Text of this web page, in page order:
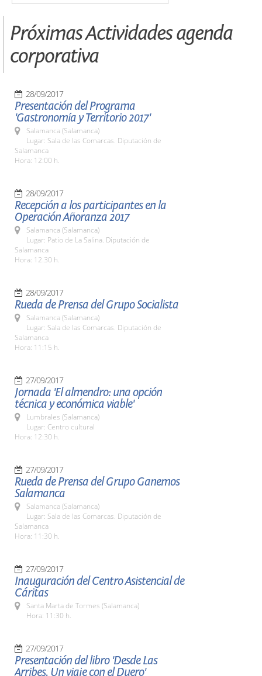
Próximas Actividades agenda
corporativa
28/09/2017
Presentación del Programa
'Gastronomía y Territorio 2017'
Salamanca (Salamanca)
Lugar: Sala de las Comarcas. Diputación de
Salamanca
Hora: 12:00 h.
28/09/2017
Recepción a los participantes en la
Operación Añoranza 2017
Salamanca (Salamanca)
Lugar: Patio de La Salina. Diputación de
Salamanca
Hora: 12.30 h.
28/09/2017
Rueda de Prensa del Grupo Socialista
Salamanca (Salamanca)
Lugar: Sala de las Comarcas. Diputación de
Salamanca
Hora: 11:15 h.
27/09/2017
Jornada 'El almendro: una opción
técnica y económica viable'
Lumbrales (Salamanca)
Lugar: Centro cultural
Hora: 12:30 h.
27/09/2017
Rueda de Prensa del Grupo Ganemos
Salamanca
Salamanca (Salamanca)
Lugar: Sala de las Comarcas. Diputación de
Salamanca
Hora: 11:30 h.
27/09/2017
Inauguración del Centro Asistencial de
Cáritas
Santa Marta de Tormes (Salamanca)
Hora: 11:30 h.
27/09/2017
Presentación del libro 'Desde Las
Arribes. Un viaje con el Duero'